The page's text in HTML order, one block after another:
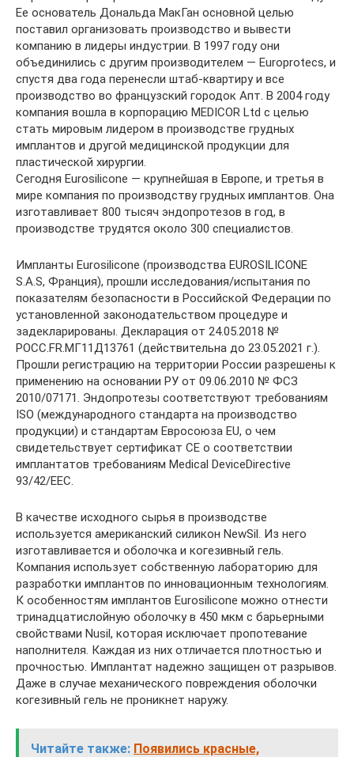
Ее основатель Дональда МакГан основной целью
поставил организовать производство и вывести
компанию в лидеры индустрии. В 1997 году они
объединились с другим производителем — Europrotecs, и
спустя два года перенесли штаб-квартиру и все
производство во французский городок Апт. В 2004 году
компания вошла в корпорацию MEDICOR Ltd с целью
стать мировым лидером в производстве грудных
имплантов и другой медицинской продукции для
пластической хирургии.
Сегодня Eurosilicone — крупнейшая в Европе, и третья в
мире компания по производству грудных имплантов. Она
изготавливает 800 тысяч эндопротезов в год, в
производстве трудятся около 300 специалистов.
Импланты Eurosilicone (производства EUROSILICONE
S.A.S, Франция), прошли исследования/испытания по
показателям безопасности в Российской Федерации по
установленной законодательством процедуре и
задекларированы. Декларация от 24.05.2018 №
РОСС.FR.МГ11Д13761 (действительна до 23.05.2021 г.).
Прошли регистрацию на территории России разрешены к
применению на основании РУ от 09.06.2010 № ФСЗ
2010/07171. Эндопротезы соответствуют требованиям
ISO (международного стандарта на производство
продукции) и стандартам Евросоюза EU, о чем
свидетельствует сертификат CE о соответствии
имплантатов требованиям Medical DeviceDirective
93/42/EEC.
В качестве исходного сырья в производстве
используется американский силикон NewSil. Из него
изготавливается и оболочка и когезивный гель.
Компания использует собственную лабораторию для
разработки имплантов по инновационным технологиям.
К особенностям имплантов Eurosilicone можно отнести
тринадцатислойную оболочку в 450 мкм с барьерными
свойствами Nusil, которая исключает пропотевание
наполнителя. Каждая из них отличается плотностью и
прочностью. Имплантат надежно защищен от разрывов.
Даже в случае механического повреждения оболочки
когезивный гель не проникнет наружу.
Читайте также: Появились красные,